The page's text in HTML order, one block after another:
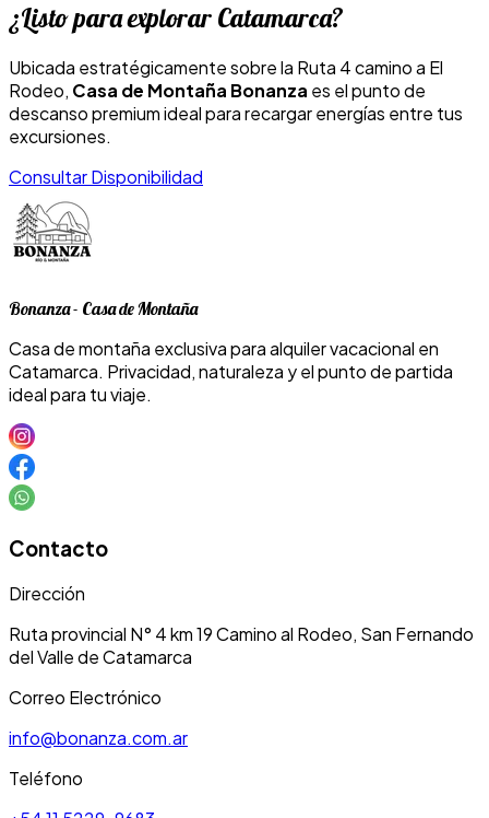
¿Listo para explorar Catamarca?
Ubicada estratégicamente sobre la Ruta 4 camino a El
Rodeo, Casa de Montaña Bonanza es el punto de
descanso premium ideal para recargar energías entre tus
excursiones.
Consultar Disponibilidad
Bonanza - Casa de Montaña
Casa de montaña exclusiva para alquiler vacacional en
Catamarca. Privacidad, naturaleza y el punto de partida
ideal para tu viaje.
Contacto
Dirección
Ruta provincial N° 4 km 19 Camino al Rodeo, San Fernando
del Valle de Catamarca
Correo Electrónico
info@bonanza.com.ar
Teléfono